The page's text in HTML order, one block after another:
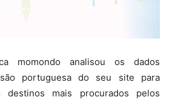
momondo analisou os dados
portuguesa do seu site para
destinos mais procurados pelos